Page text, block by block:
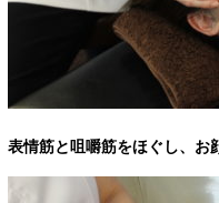
表情筋と咀嚼筋をほぐし、お